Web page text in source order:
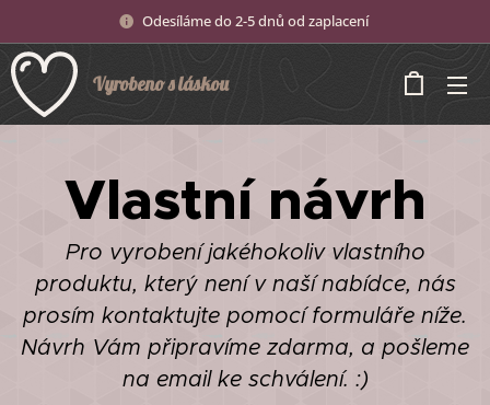
Odesíláme do 2-5 dnů od zaplacení
Vyrobeno s láskou
Vlastní návrh
Pro vyrobení jakéhokoliv vlastního
produktu, který není v naší nabídce, nás
prosím kontaktujte pomocí formuláře níže.
Návrh Vám připravíme zdarma, a pošleme
na email ke schválení. :)